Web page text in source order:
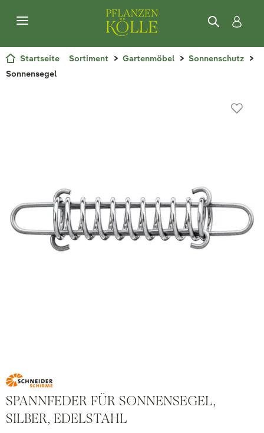
Startseite Sortiment Gartenmöbel
Sonnenschutz
Sonnensegel
SPANNFEDER FÜR SONNENSEGEL,
SILBER, EDELSTAHL